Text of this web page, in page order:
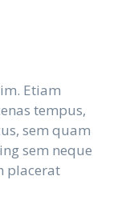
Etiam
tempus,
sem quam
sem neque
placerat